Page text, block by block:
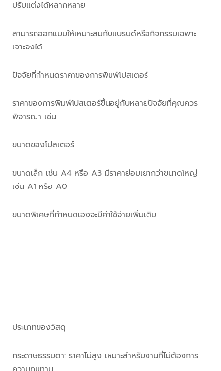
ปรับแต่งได้หลากหลาย
สามารถออกแบบให้เหมาะสมกับแบรนด์หรือกิจกรรมเฉพาะ
เจาะจงได้
ปัจจัยที่กำหนดราคาของการพิมพ์โปสเตอร์
ราคาของการพิมพ์โปสเตอร์ขึ้นอยู่กับหลายปัจจัยที่คุณควร
พิจารณา เช่น
ขนาดของโปสเตอร์
ขนาดเล็ก เช่น A4 หรือ A3 มีราคาย่อมเยากว่าขนาดใหญ่
เช่น A1 หรือ A0
ขนาดพิเศษที่กำหนดเองจะมีค่าใช้จ่ายเพิ่มเติม
ประเภทของวัสดุ
กระดาษธรรมดา: ราคาไม่สูง เหมาะสำหรับงานที่ไม่ต้องการ